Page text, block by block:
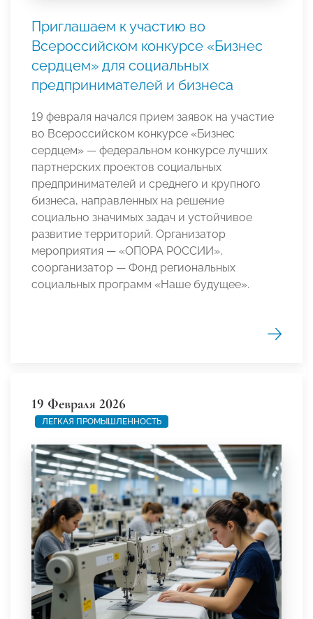
Приглашаем к участию во
Всероссийском конкурсе «Бизнес
сердцем» для социальных
предпринимателей и бизнеса
19 февраля начался прием заявок на участие
во Всероссийском конкурсе «Бизнес
сердцем» — федеральном конкурсе лучших
партнерских проектов социальных
предпринимателей и среднего и крупного
бизнеса, направленных на решение
социально значимых задач и устойчивое
развитие территорий. Организатор
мероприятия — «ОПОРА РОССИИ»,
соорганизатор — Фонд региональных
социальных программ «Наше будущее».
19 Февраля 2026
ЛЕГКАЯ ПРОМЫШЛЕННОСТЬ